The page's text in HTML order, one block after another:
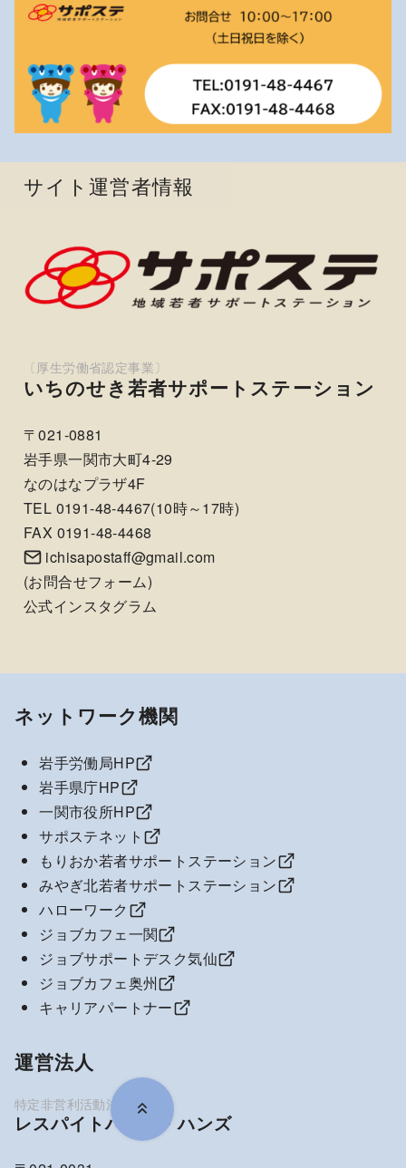
サイト運営者情報
いちのせき若者サポートステーション
〒021-0881
岩手県一関市大町4-29
なのはなプラザ4F
TEL 0191-48-4467(10時～17時)
FAX 0191-48-4468
ichisapostaff@gmail.com
(お問合せフォーム)
公式インスタグラム
ネットワーク機関
岩手労働局HP
岩手県庁HP
一関市役所HP
サポステネット
もりおか若者サポートステーション
みやぎ北若者サポートステーション
ハローワーク
ジョブカフェ一関
ジョブサポートデスク気仙
ジョブカフェ奥州
キャリアパートナー
運営法人
レスパイトハウス・ハンズ